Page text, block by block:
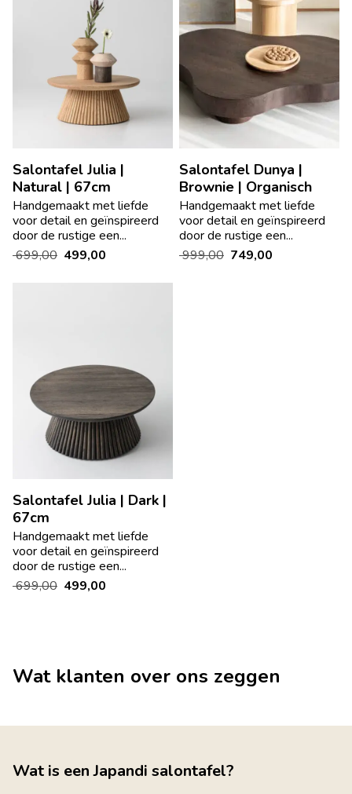
Salontafel Julia |
Natural | 67cm
Handgemaakt met liefde
voor detail en geïnspireerd
door de rustige een...
699,00 499,00
Salontafel Dunya |
Brownie | Organisch
Handgemaakt met liefde
voor detail en geïnspireerd
door de rustige een...
999,00 749,00
Salontafel Julia | Dark |
67cm
Handgemaakt met liefde
voor detail en geïnspireerd
door de rustige een...
699,00 499,00
Wat klanten over ons zeggen
Wat is een Japandi salontafel?